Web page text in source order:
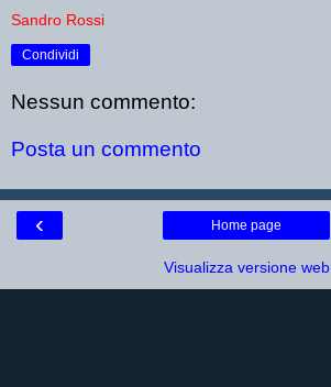
Sandro Rossi
Condividi
Nessun commento:
Posta un commento
‹ Home page
Visualizza versione web